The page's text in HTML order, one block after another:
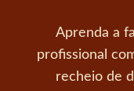
Aprenda a
profissional
recheio de